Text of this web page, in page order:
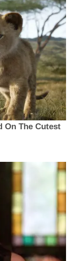
On The Cutest